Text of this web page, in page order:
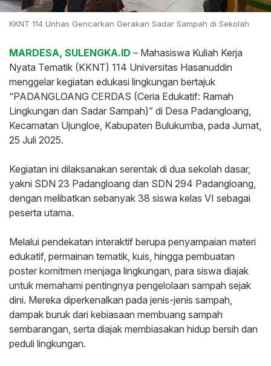
KKNT 114 Unhas Gencarkan Gerakan Sadar Sampah di Sekolah
MARDESA, SULENGKA.ID – Mahasiswa Kuliah Kerja
Nyata Tematik (KKNT) 114 Universitas Hasanuddin
menggelar kegiatan edukasi lingkungan bertajuk
“PADANGLOANG CERDAS (Ceria Edukatif: Ramah
Lingkungan dan Sadar Sampah)” di Desa Padangloang,
Kecamatan Ujungloe, Kabupaten Bulukumba, pada Jumat,
25 Juli 2025.
‎Kegiatan ini dilaksanakan serentak di dua sekolah dasar,
yakni SDN 23 Padangloang dan SDN 294 Padangloang,
dengan melibatkan sebanyak 38 siswa kelas VI sebagai
peserta utama.
‎Melalui pendekatan interaktif berupa penyampaian materi
edukatif, permainan tematik, kuis, hingga pembuatan
poster komitmen menjaga lingkungan, para siswa diajak
untuk memahami pentingnya pengelolaan sampah sejak
dini. Mereka diperkenalkan pada jenis-jenis sampah,
dampak buruk dari kebiasaan membuang sampah
sembarangan, serta diajak membiasakan hidup bersih dan
peduli lingkungan.